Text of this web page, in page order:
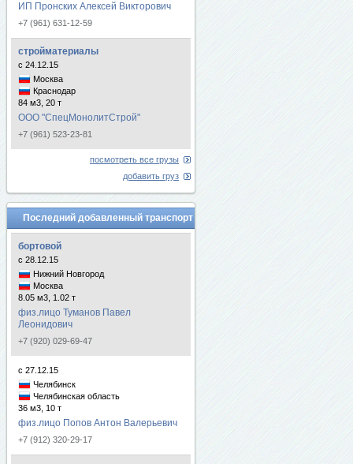
ИП Пронских Алексей Викторович
+7 (961) 631-12-59
стройматериалы
с 24.12.15
Москва
Краснодар
84 м3, 20 т
ООО "СпецМонолитСтрой"
+7 (961) 523-23-81
посмотреть все грузы
добавить груз
Последний добавленный транспорт
бортовой
с 28.12.15
Нижний Новгород
Москва
8.05 м3, 1.02 т
физ.лицо Туманов Павел
Леонидович
+7 (920) 029-69-47
с 27.12.15
Челябинск
Челябинская область
36 м3, 10 т
физ.лицо Попов Антон Валерьевич
+7 (912) 320-29-17